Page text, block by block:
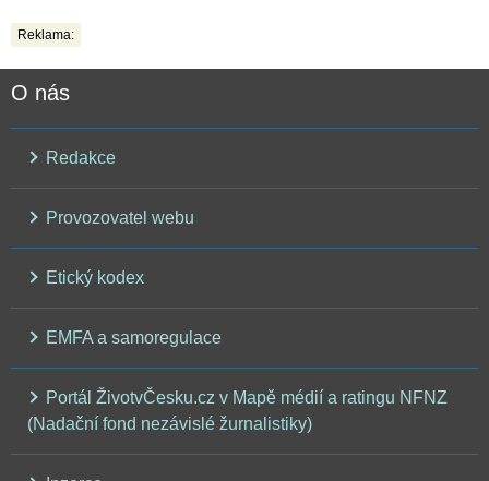
Reklama:
O nás
Redakce
Provozovatel webu
Etický kodex
EMFA a samoregulace
Portál ŽivotvČesku.cz v Mapě médií a ratingu NFNZ
(Nadační fond nezávislé žurnalistiky)